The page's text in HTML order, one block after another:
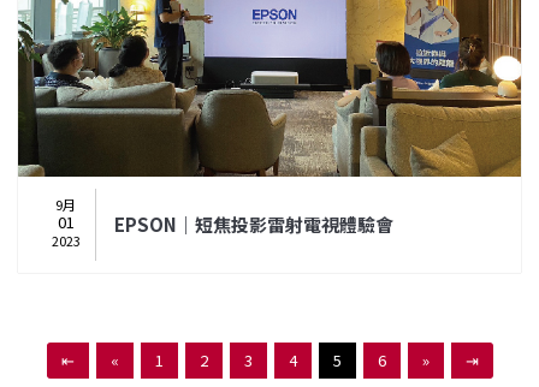
9月
01
2023
EPSON｜短焦投影雷射電視體驗會
⇤ « 1 2 3 4 5 6 » ⇥